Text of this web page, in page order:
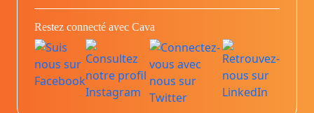
Restez connecté avec Cava